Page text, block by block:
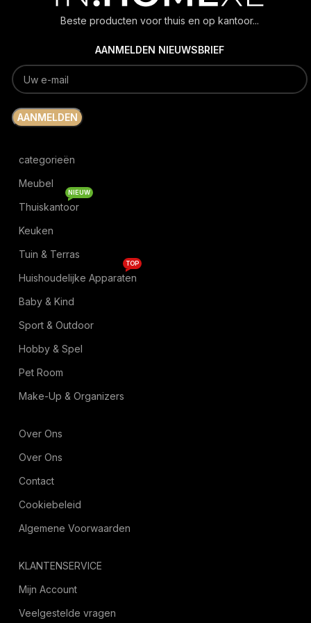
Beste producten voor thuis en op kantoor...
AANMELDEN NIEUWSBRIEF
categorieën
Meubel
Thuiskantoor
NIEUW
Keuken
Tuin & Terras
Huishoudelijke Apparaten
TOP
Baby & Kind
Sport & Outdoor
Hobby & Spel
Pet Room
Make-Up & Organizers
Over Ons
Over Ons
Contact
Cookiebeleid
Algemene Voorwaarden
KLANTENSERVICE
Mijn Account
Veelgestelde vragen